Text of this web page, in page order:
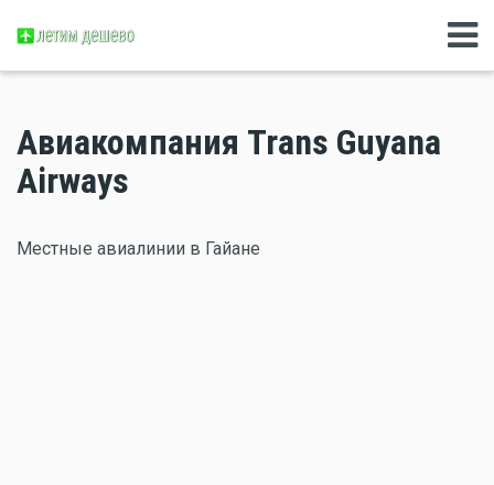
Авиакомпания Trans Guyana
Airways
Местные авиалинии в Гайане